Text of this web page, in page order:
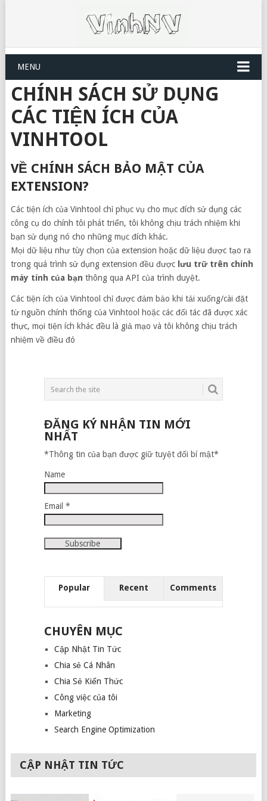
MENU
CHÍNH SÁCH SỬ DỤNG
CÁC TIỆN ÍCH CỦA
VINHTOOL
VỀ CHÍNH SÁCH BẢO MẬT CỦA
EXTENSION?
Các tiện ích của Vinhtool chỉ phục vụ cho mục đích sử dụng các
công cụ do chính tôi phát triển, tôi không chịu trách nhiệm khi
bạn sử dụng nó cho những mục đích khác.
Mọi dữ liệu như tùy chọn của extension hoặc dữ liệu được tạo ra
trong quá trình sử dụng extension đều được lưu trữ trên chính
máy tính của bạn thông qua API của trình duyệt.
Các tiện ích của Vinhtool chỉ được đảm bảo khi tải xuống/cài đặt
từ nguồn chính thống của Vinhtool hoặc các đối tác đã được xác
thực, mọi tiện ích khác đều là giả mạo và tôi không chịu trách
nhiệm về điều đó
ĐĂNG KÝ NHẬN TIN MỚI
NHẤT
*Thông tin của bạn được giữ tuyệt đối bí mật*
Name
Email *
Popular Recent Comments
CHUYÊN MỤC
Cập Nhật Tin Tức
Chia sẻ Cá Nhân
Chia Sẻ Kiến Thức
Công việc của tôi
Marketing
Search Engine Optimization
CẬP NHẬT TIN TỨC